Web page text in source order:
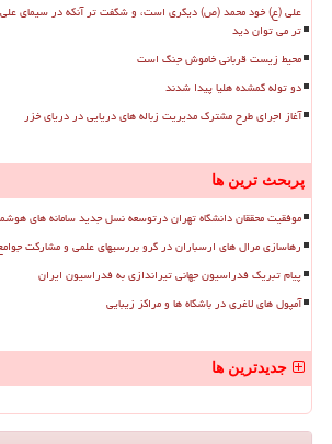
علی (ع) خود محمد (ص) دیگری است، و شگفت تر آنکه در سیمای علی
تر می توان دید
محیط زیست قربانی خاموش جنگ است
دو توله گمشده هلیا پیدا شدند
آغاز اجرای طرح مشترک مدیریت زباله های دریایی در دریای خزر
پربحث ترین ها
موفقیت محققان دانشگاه تهران درتوسعه نسل جدید سامانه های
رهاسازی مرال های ارسباران در گرو بررسیهای علمی و مشارکت
پیام تبریک فدراسیون جهانی تیراندازی به فدراسیون ایران
آمپول های لاغری در باشگاه ها و مراکز زیبایی
جدیدترین ها